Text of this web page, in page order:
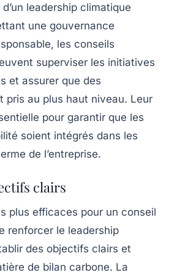
leadership climatique
une gouvernance
les conseils
superviser les initiatives
et assurer que des
pris au plus haut niveau. Leur
pour garantir que les
soient intégrés dans les
de l’entreprise.
clairs
plus efficaces pour un conseil
renforcer le leadership
des objectifs clairs et
de bilan carbone. La